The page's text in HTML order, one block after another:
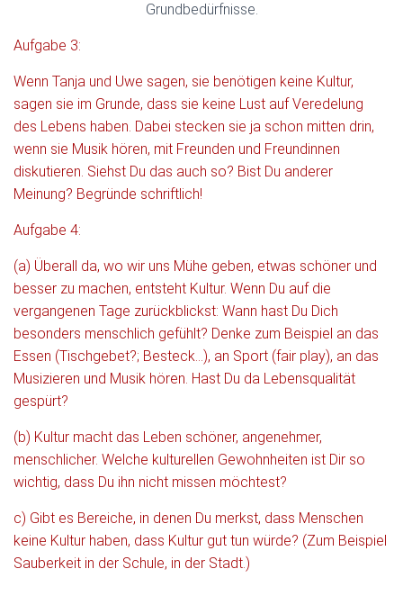
Grundbedürfnisse.
Aufgabe 3:
Wenn Tanja und Uwe sagen, sie benötigen keine Kultur,
sagen sie im Grunde, dass sie keine Lust auf Veredelung
des Lebens haben. Dabei stecken sie ja schon mitten drin,
wenn sie Musik hören, mit Freunden und Freundinnen
diskutieren. Siehst Du das auch so? Bist Du anderer
Meinung? Begründe schriftlich!
Aufgabe 4:
(a) Überall da, wo wir uns Mühe geben, etwas schöner und
besser zu machen, entsteht Kultur. Wenn Du auf die
vergangenen Tage zurückblickst: Wann hast Du Dich
besonders menschlich gefühlt? Denke zum Beispiel an das
Essen (Tischgebet?; Besteck…), an Sport (fair play), an das
Musizieren und Musik hören. Hast Du da Lebensqualität
gespürt?
(b) Kultur macht das Leben schöner, angenehmer,
menschlicher. Welche kulturellen Gewohnheiten ist Dir so
wichtig, dass Du ihn nicht missen möchtest?
c) Gibt es Bereiche, in denen Du merkst, dass Menschen
keine Kultur haben, dass Kultur gut tun würde? (Zum Beispiel
Sauberkeit in der Schule, in der Stadt.)